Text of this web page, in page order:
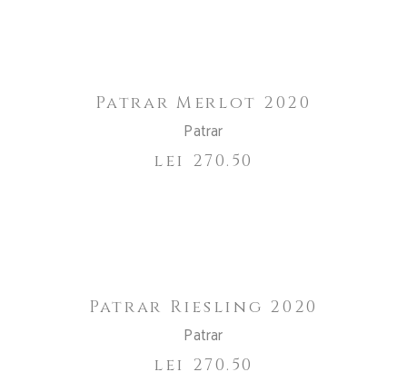
Patrar Merlot 2020
Patrar
lei 270.50
Patrar Riesling 2020
Patrar
lei 270.50